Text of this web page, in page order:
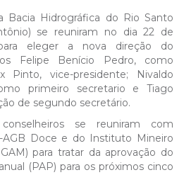
Bacia Hidrográfica do Rio Santo
se reuniram no dia 22 de
eleger a nova direção do
Felipe Benício Pedro, como
Pinto, vice-presidente; Nivaldo
primeiro secretario e Tiago
de segundo secretário.
se reuniram com
Doce e do Instituto Mineiro
para tratar da aprovação do
(PAP) para os próximos cinco